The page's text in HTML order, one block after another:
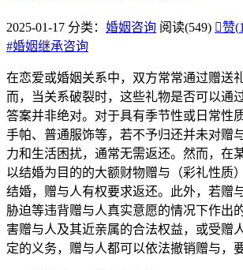
2025-01-17 分类： 婚姻咨询 阅读(549) 赞(1
#婚姻继承咨询
在恋爱或婚姻关系中，双方常常通过赠送
而，当关系破裂时，这些礼物是否可以通
答案并非绝对。对于具有季节性或日常性
手帕、普通服饰等，若不予归还并未对赠
力和生活困扰，通常无需返还。然而，在
以结婚为目的的大额财物赠与（彩礼性质
结婚，赠与人有权要求返还。此外，若赠
胁迫等违背赠与人真实意愿的情况下作出
害赠与人及其近亲属的合法权益，或受赠
定的义务，赠与人都可以依法撤销赠与，